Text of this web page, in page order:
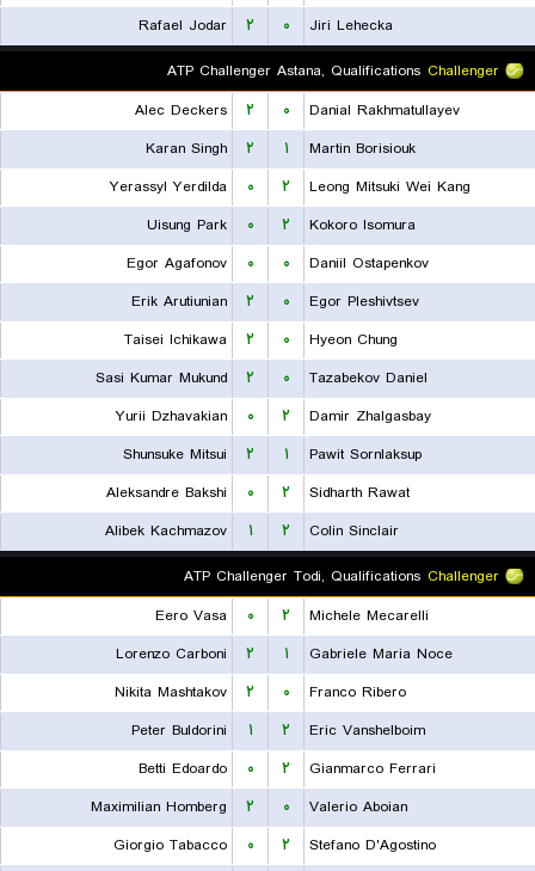
Jiri Lehecka
۰ ۲
Rafael Jodar
Challenger
ATP Challenger Astana, Qualifications
Danial Rakhmatullayev
۰ ۲
Alec Deckers
Martin Borisiouk
۱ ۲
Karan Singh
Leong Mitsuki Wei Kang
۲ ۰
Yerassyl Yerdilda
Kokoro Isomura
۲ ۰
Uisung Park
Daniil Ostapenkov
۰ ۰
Egor Agafonov
Egor Pleshivtsev
۰ ۲
Erik Arutiunian
Hyeon Chung
۰ ۲
Taisei Ichikawa
Tazabekov Daniel
۰ ۲
Sasi Kumar Mukund
Damir Zhalgasbay
۲ ۰
Yurii Dzhavakian
Pawit Sornlaksup
۱ ۲
Shunsuke Mitsui
Sidharth Rawat
۲ ۰
Aleksandre Bakshi
Colin Sinclair
۲ ۱
Alibek Kachmazov
Challenger
ATP Challenger Todi, Qualifications
Michele Mecarelli
۲ ۰
Eero Vasa
Gabriele Maria Noce
۱ ۲
Lorenzo Carboni
Franco Ribero
۰ ۲
Nikita Mashtakov
Eric Vanshelboim
۲ ۱
Peter Buldorini
Gianmarco Ferrari
۲ ۰
Betti Edoardo
Valerio Aboian
۰ ۲
Maximilian Homberg
Stefano D'Agostino
۲ ۰
Giorgio Tabacco